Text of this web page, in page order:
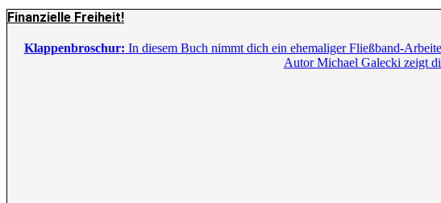
Finanzielle Freiheit!
Klappenbroschur: In diesem Buch nimmt dich ein ehemaliger Fließband-
Autor Michael Galecki zeigt